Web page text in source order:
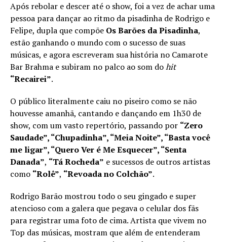
Após rebolar e descer até o show, foi a vez de achar uma
pessoa para dançar ao ritmo da pisadinha de Rodrigo e
Felipe, dupla que compõe OsBarões da Pisadinha,
estão ganhando o mundo com o sucesso de suas
músicas, e agora escreveram sua história no Camarote
Bar Brahma e subiram no palco ao som dohit
“Recairei”.
O público literalmente caiu no piseiro como se não
houvesse amanhã, cantando e dançando em 1h30 de
show, com um vasto repertório, passando por “Zero
Saudade”, “Chupadinha”, “Meia Noite”, “Basta você
me ligar”, “Quero Ver é Me Esquecer”, “Senta
Danada”, “Tá Rocheda” e sucessos de outros artistas
como “Rolê”, “Revoada no Colchão”.
Rodrigo Barão mostrou todo o seu gingado e super
atencioso com a galera que pegava o celular dos fãs
para registrar uma foto de cima. Artista que vivem no
Top das músicas, mostram que além de entenderam